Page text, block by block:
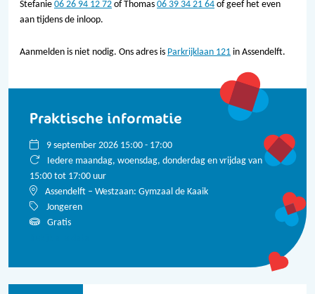
Stefanie 06 26 94 12 72 of Thomas 06 39 34 21 64 of geef het even
aan tijdens de inloop.
Aanmelden is niet nodig. Ons adres is Parkrijklaan 121 in Assendelft.
Praktische informatie
9 september 2026 15:00 - 17:00
Iedere maandag, woensdag, donderdag en vrijdag van
15:00 tot 17:00 uur
Assendelft – Westzaan: Gymzaal de Kaaik
Jongeren
Gratis